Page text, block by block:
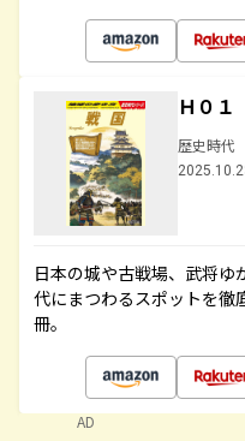
Ｈ０
歴史時代
日本の城や古戦場、武将ゆ
代にまつわるスポットを徹
冊。
AD